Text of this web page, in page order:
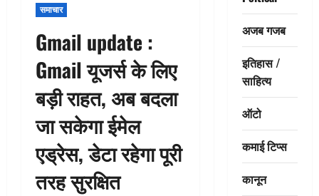
समाचार
Gmail update :
Gmail यूजर्स के लिए
बड़ी राहत, अब बदला
जा सकेगा ईमेल
एड्रेस, डेटा रहेगा पूरी
तरह सुरक्षित
अजब गजब
इतिहास /
साहित्य
ऑटो
कमाई टिप्स
कानून